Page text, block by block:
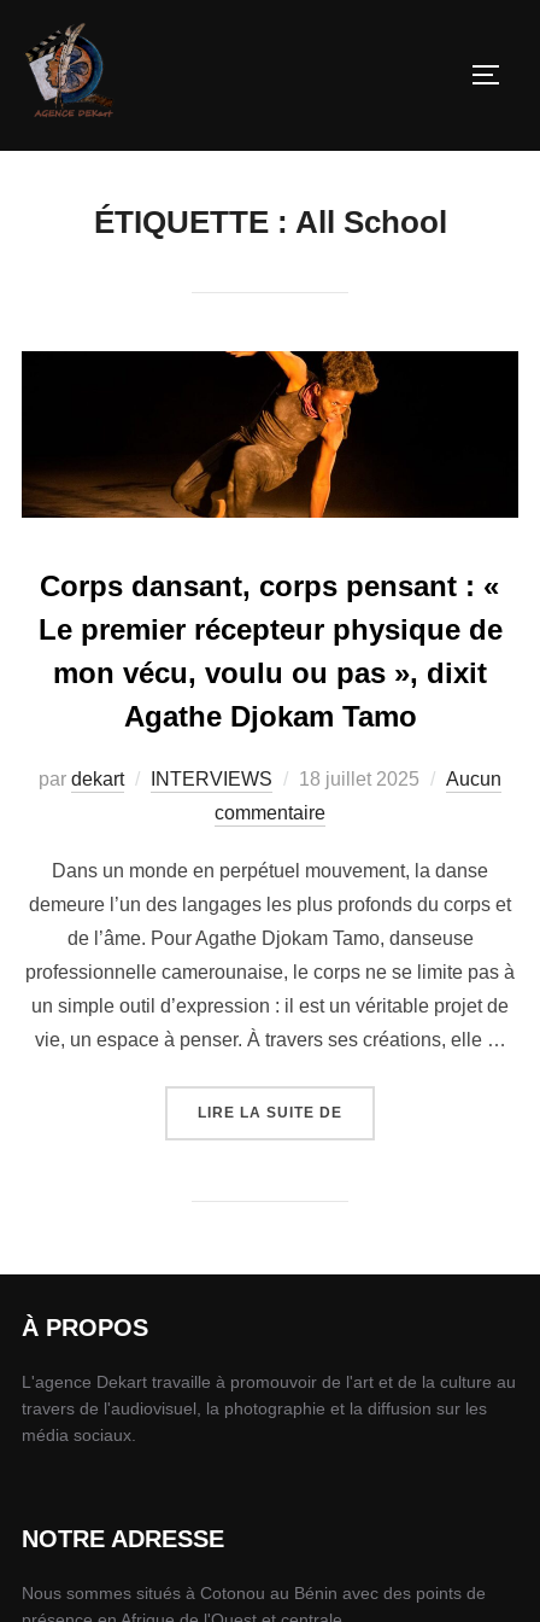
ÉTIQUETTE : All School
Corps dansant, corps pensant : «
Le premier récepteur physique de
mon vécu, voulu ou pas », dixit
Agathe Djokam Tamo
par dekart INTERVIEWS 18 juillet 2025
Aucun
commentaire
Dans un monde en perpétuel mouvement, la danse
demeure l’un des langages les plus profonds du corps et
de l’âme. Pour Agathe Djokam Tamo, danseuse
professionnelle camerounaise, le corps ne se limite pas à
un simple outil d’expression : il est un véritable projet de
vie, un espace à penser. À travers ses créations, elle …
LIRE LA SUITE DE
À PROPOS
L'agence Dekart travaille à promouvoir de l'art et de la culture au
travers de l'audiovisuel, la photographie et la diffusion sur les
média sociaux.
NOTRE ADRESSE
Nous sommes situés à Cotonou au Bénin avec des points de